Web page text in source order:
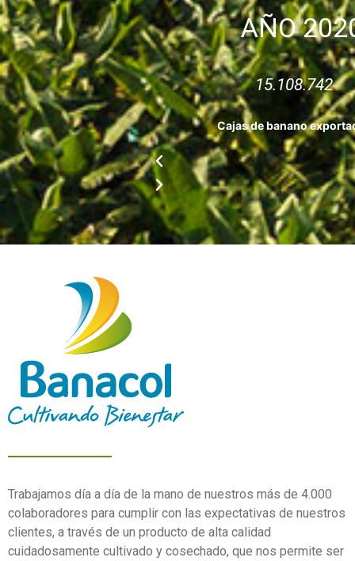
AÑO
15.108.742
Cajas de banano
Trabajamos día a día de la mano de nuestros más de 4.000
colaboradores para cumplir con las expectativas de nuestros
clientes, a través de un producto de alta calidad
cuidadosamente cultivado y cosechado, que nos permite ser